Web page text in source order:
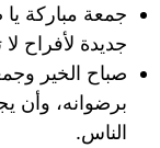
جمعة مباركة يا
جديدة لأفراح
صباح الخير
برضوانه، وأن
الناس.